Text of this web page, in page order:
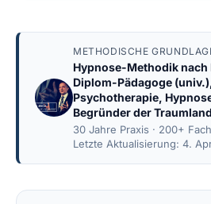
METHODISCHE
Hypnose-Methodik nach
Diplom-Pädagoge
Psychotherapie,
Begründer der
30 Jahre Praxis · 200+
Letzte Aktualisierung: 4.